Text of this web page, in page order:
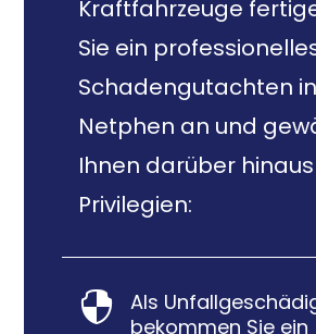
Kraftfahrzeuge
Sie ein
Schadengutachten in
Netphen an und
Ihnen darüber
Privilegien:

Als
bekommen Sie ein